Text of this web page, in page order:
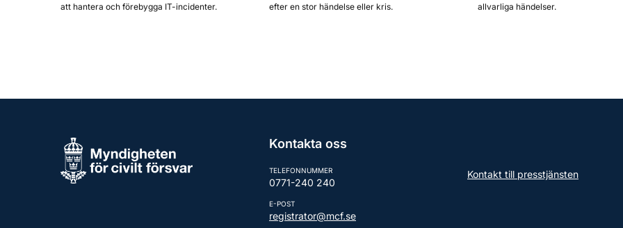
att hantera och förebygga IT-incidenter.
efter en stor händelse eller kris.
allvarliga händelser.
Kontakta oss
TELEFONNUMMER
0771-240 240
E-POST
registrator@mcf.se
Kontakt till presstjänsten